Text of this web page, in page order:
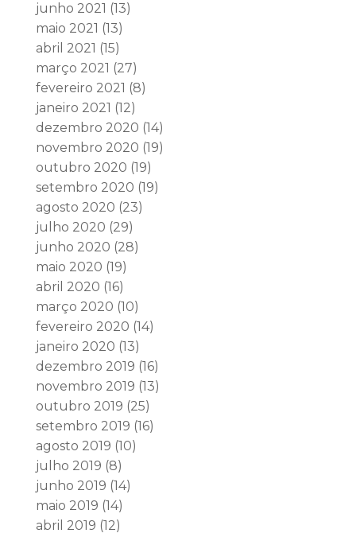
junho 2021 (13)
maio 2021 (13)
abril 2021 (15)
março 2021 (27)
fevereiro 2021 (8)
janeiro 2021 (12)
dezembro 2020 (14)
novembro 2020 (19)
outubro 2020 (19)
setembro 2020 (19)
agosto 2020 (23)
julho 2020 (29)
junho 2020 (28)
maio 2020 (19)
abril 2020 (16)
março 2020 (10)
fevereiro 2020 (14)
janeiro 2020 (13)
dezembro 2019 (16)
novembro 2019 (13)
outubro 2019 (25)
setembro 2019 (16)
agosto 2019 (10)
julho 2019 (8)
junho 2019 (14)
maio 2019 (14)
abril 2019 (12)